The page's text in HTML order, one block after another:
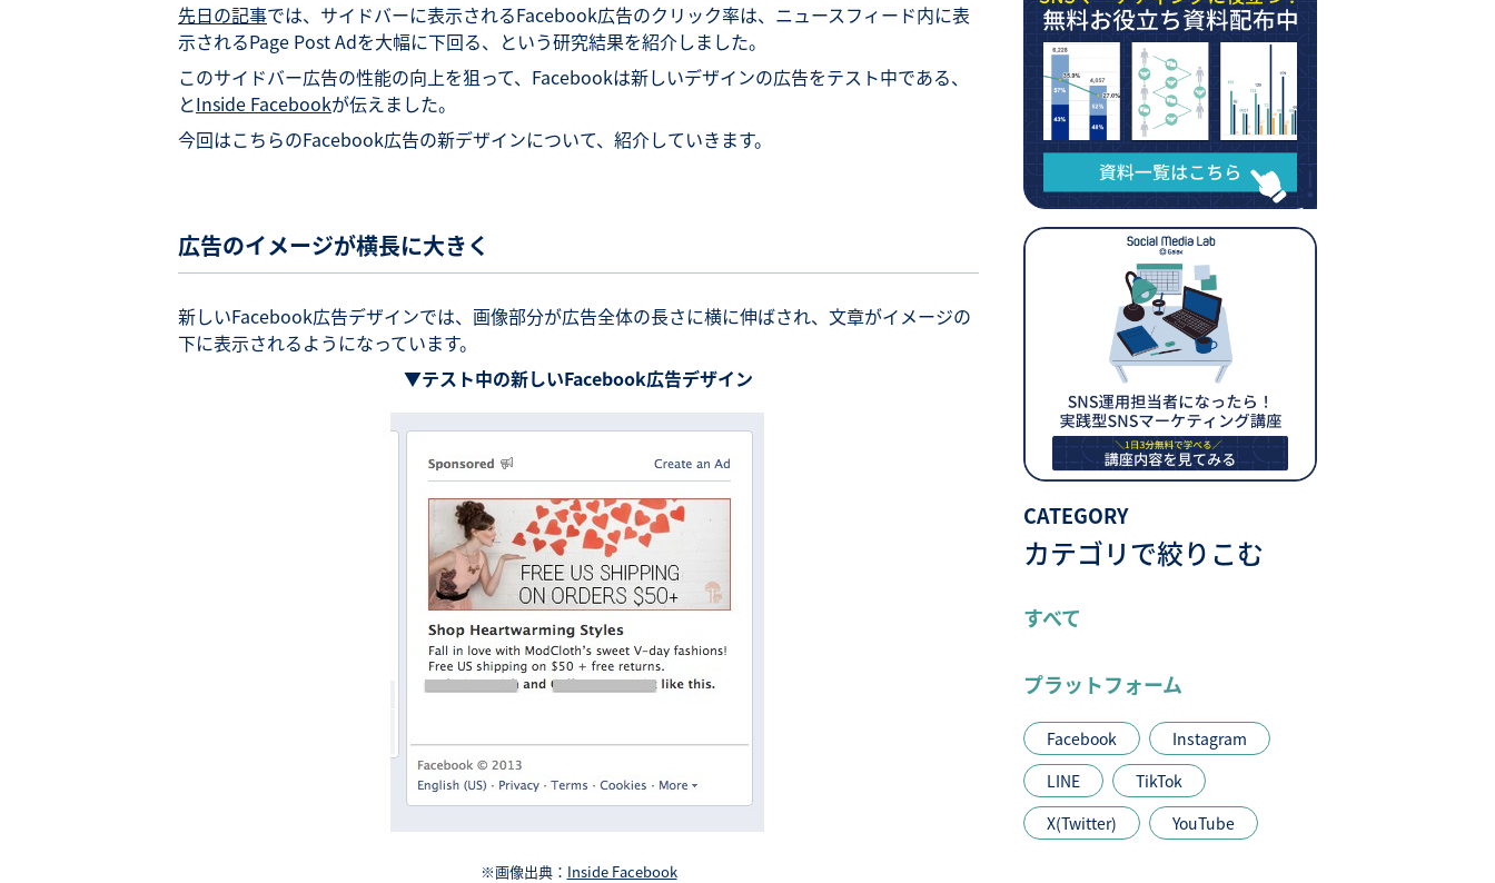
先日の記事では、サイドバーに表示されるFacebook広告のクリック率は、ニュースフィード内に表
示されるPage Post Adを大幅に下回る、という研究結果を紹介しました。
このサイドバー広告の性能の向上を狙って、Facebookは新しいデザインの広告をテスト中である、
とInside Facebookが伝えました。
今回はこちらのFacebook広告の新デザインについて、紹介していきます。
広告のイメージが横長に大きく
新しいFacebook広告デザインでは、画像部分が広告全体の長さに横に伸ばされ、文章がイメージの
下に表示されるようになっています。
▼テスト中の新しいFacebook広告デザイン
※画像出典： Inside Facebook
CATEGORY
カテゴリで絞りこむ
すべて
プラットフォーム
Facebook
Instagram
LINE
TikTok
X(Twitter)
YouTube